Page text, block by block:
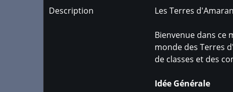
Description
Les Terres
Bienvenue dans ce
monde des Terres
de classes et des
Idée Générale